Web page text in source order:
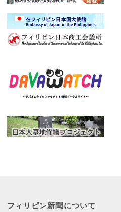
フィリピン新聞について